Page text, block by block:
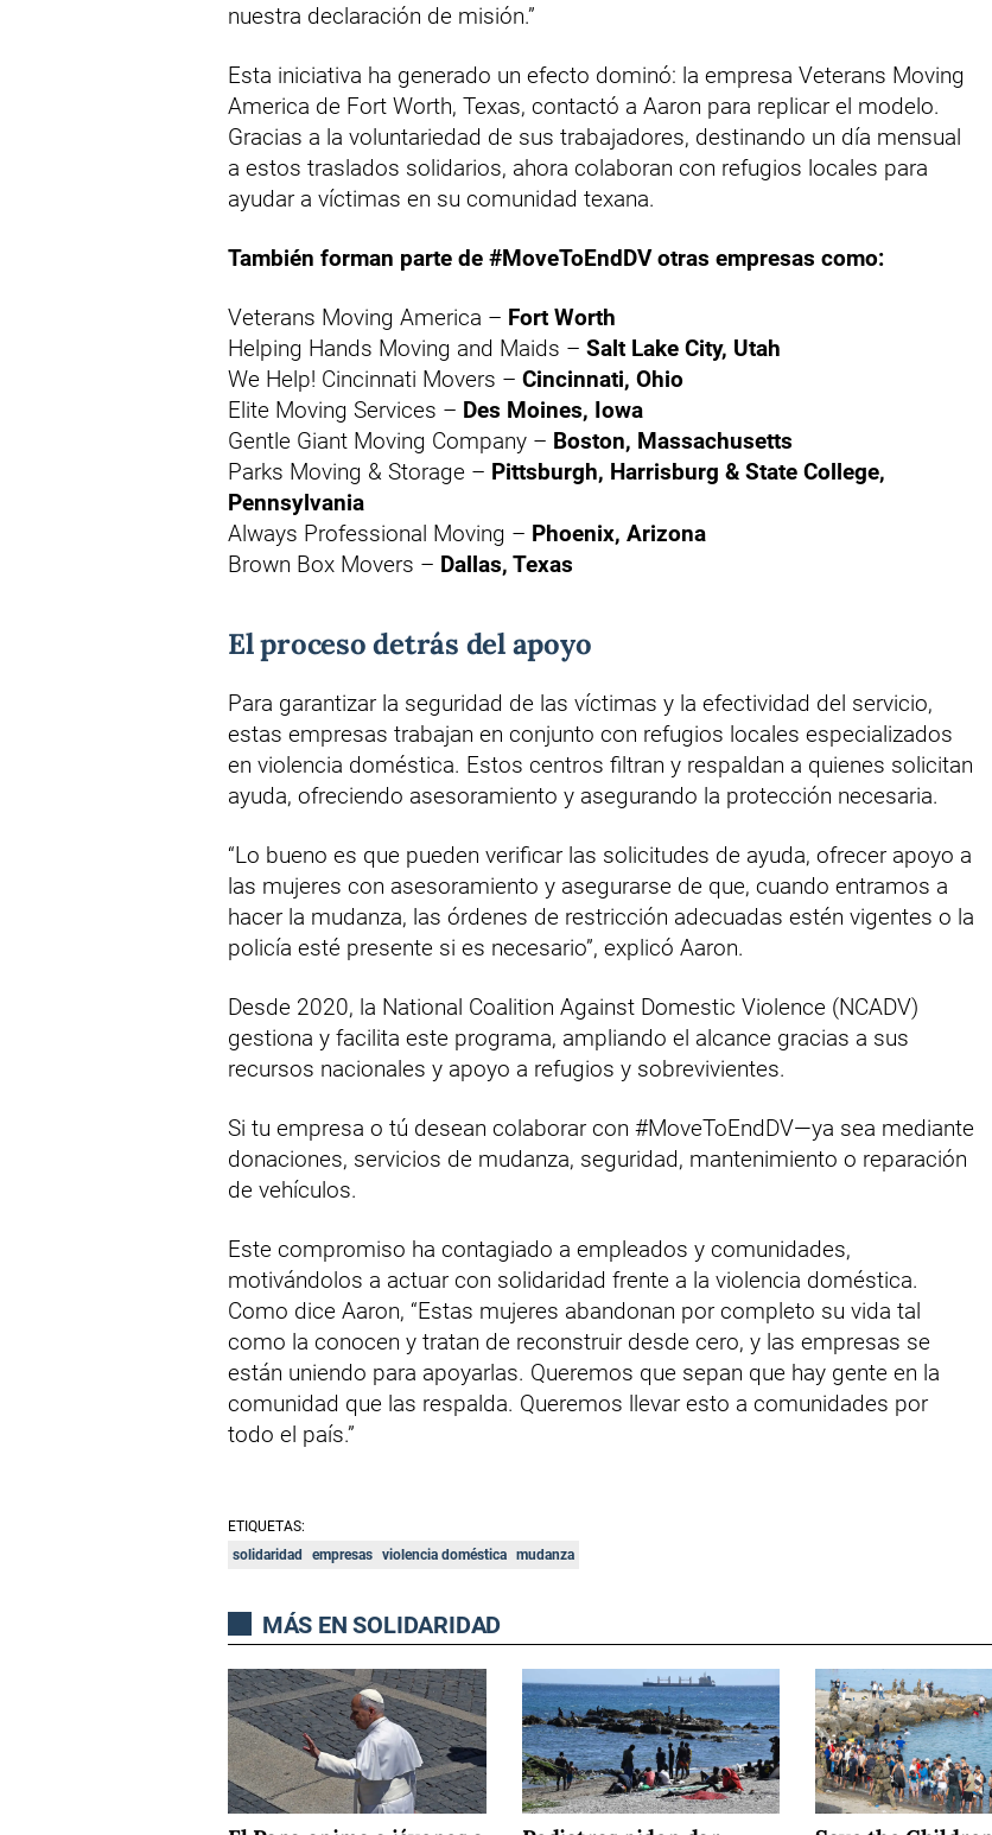
nuestra declaración de misión.”
Esta iniciativa ha generado un efecto dominó: la empresa Veterans Moving
America de Fort Worth, Texas, contactó a Aaron para replicar el modelo.
Gracias a la voluntariedad de sus trabajadores, destinando un día mensual
a estos traslados solidarios, ahora colaboran con refugios locales para
ayudar a víctimas en su comunidad texana.
También forman parte de #MoveToEndDV otras empresas como:
Veterans Moving America – Fort Worth
Helping Hands Moving and Maids – Salt Lake City, Utah
We Help! Cincinnati Movers – Cincinnati, Ohio
Elite Moving Services – Des Moines, Iowa
Gentle Giant Moving Company – Boston, Massachusetts
Parks Moving & Storage – Pittsburgh, Harrisburg & State College,
Pennsylvania
Always Professional Moving – Phoenix, Arizona
Brown Box Movers – Dallas, Texas
El proceso detrás del apoyo
Para garantizar la seguridad de las víctimas y la efectividad del servicio,
estas empresas trabajan en conjunto con refugios locales especializados
en violencia doméstica. Estos centros filtran y respaldan a quienes solicitan
ayuda, ofreciendo asesoramiento y asegurando la protección necesaria.
“Lo bueno es que pueden verificar las solicitudes de ayuda, ofrecer apoyo a
las mujeres con asesoramiento y asegurarse de que, cuando entramos a
hacer la mudanza, las órdenes de restricción adecuadas estén vigentes o la
policía esté presente si es necesario”, explicó Aaron.
Desde 2020, la National Coalition Against Domestic Violence (NCADV)
gestiona y facilita este programa, ampliando el alcance gracias a sus
recursos nacionales y apoyo a refugios y sobrevivientes.
Si tu empresa o tú desean colaborar con #MoveToEndDV—ya sea mediante
donaciones, servicios de mudanza, seguridad, mantenimiento o reparación
de vehículos.
Este compromiso ha contagiado a empleados y comunidades,
motivándolos a actuar con solidaridad frente a la violencia doméstica.
Como dice Aaron, “Estas mujeres abandonan por completo su vida tal
como la conocen y tratan de reconstruir desde cero, y las empresas se
están uniendo para apoyarlas. Queremos que sepan que hay gente en la
comunidad que las respalda. Queremos llevar esto a comunidades por
todo el país.”
ETIQUETAS:
solidaridad
empresas violencia doméstica mudanza
MÁS EN SOLIDARIDAD